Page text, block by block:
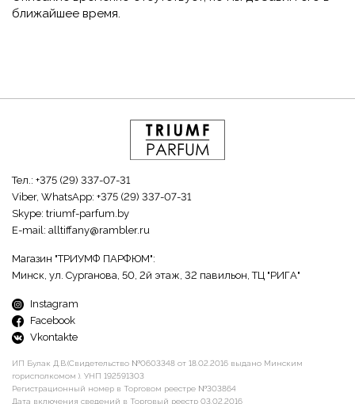
ближайшее время.
Тел.: +375 (29) 337-07-31
Viber, WhatsApp: +375 (29) 337-07-31
Skype: triumf-parfum.by
E-mail: alltiffany@rambler.ru
Магазин "ТРИУМФ ПАРФЮМ":
Минск, ул. Сурганова, 50, 2й этаж, 32 павильон, ТЦ "РИГА"
Instagram
Facebook
Vkontakte
ИП Булак Д.В.(Свидетельство №0603348 от 18.02.2016 выдано Минским
горисполкомом ). УНП 192591303
Регистрационный номер в Торговом реестре №303864
Дата включения сведений в Торговый реестр 03.02.2016